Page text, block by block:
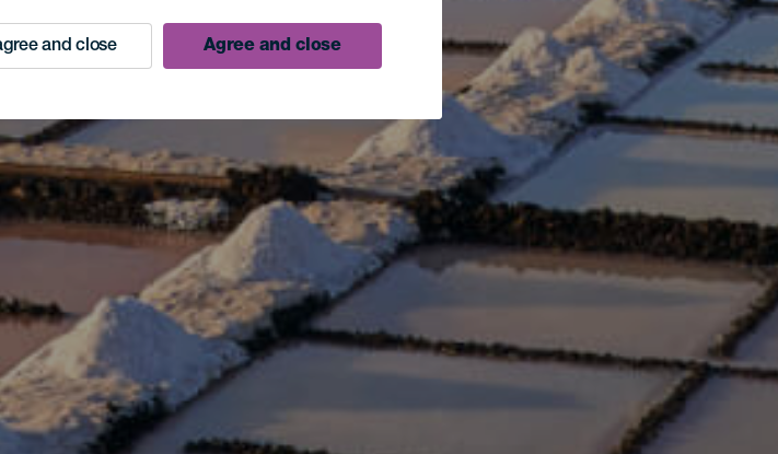
and close Agree and close